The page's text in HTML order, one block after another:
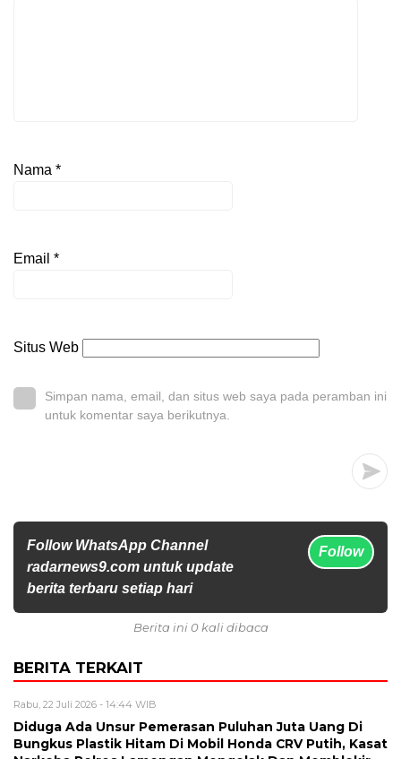
Nama *
Email *
Situs Web
Simpan nama, email, dan situs web saya pada peramban ini
untuk komentar saya berikutnya.
Follow WhatsApp Channel
radarnews9.com untuk update
berita terbaru setiap hari
Follow
Berita ini 0 kali dibaca
BERITA TERKAIT
Rabu, 22 Juli 2026 - 14:44 WIB
Diduga Ada Unsur Pemerasan Puluhan Juta Uang Di
Bungkus Plastik Hitam Di Mobil Honda CRV Putih, Kasat